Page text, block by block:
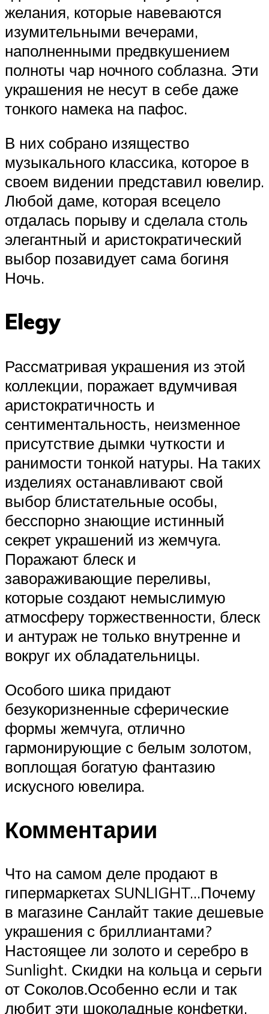
желания, которые навеваются
изумительными вечерами,
наполненными предвкушением
полноты чар ночного соблазна. Эти
украшения не несут в себе даже
тонкого намека на пафос.
В них собрано изящество
музыкального классика, которое в
своем видении представил ювелир.
Любой даме, которая всецело
отдалась порыву и сделала столь
элегантный и аристократический
выбор позавидует сама богиня
Ночь.
Elegy
Рассматривая украшения из этой
коллекции, поражает вдумчивая
аристократичность и
сентиментальность, неизменное
присутствие дымки чуткости и
ранимости тонкой натуры. На таких
изделиях останавливают свой
выбор блистательные особы,
бесспорно знающие истинный
секрет украшений из жемчуга.
Поражают блеск и
завораживающие переливы,
которые создают немыслимую
атмосферу торжественности, блеск
и антураж не только внутренне и
вокруг их обладательницы.
Особого шика придают
безукоризненные сферические
формы жемчуга, отлично
гармонирующие с белым золотом,
воплощая богатую фантазию
искусного ювелира.
Комментарии
Что на самом деле продают в
гипермаркетах SUNLIGHT…Почему
в магазине Санлайт такие дешевые
украшения с бриллиантами?
Настоящее ли золото и серебро в
Sunlight. Скидки на кольца и серьги
от Соколов.Особенно если и так
любит эти шоколадные конфетки,